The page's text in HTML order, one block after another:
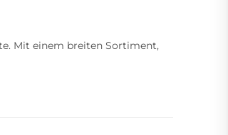
Mit einem breiten Sortiment,